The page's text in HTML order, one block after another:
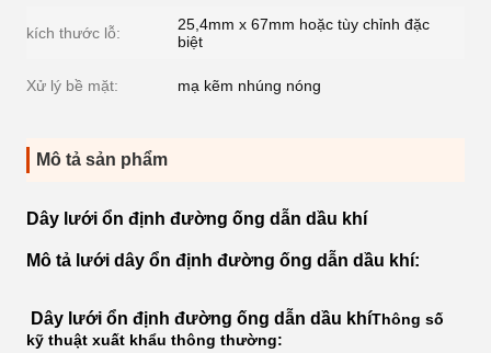
kích thước lỗ:
25,4mm x 67mm hoặc tùy chỉnh đặc
biệt
Xử lý bề mặt: mạ kẽm nhúng nóng
Mô tả sản phẩm
Dây lưới ổn định đường ống dẫn dầu khí
Mô tả lưới dây ổn định đường ống dẫn dầu khí:
Dây lưới ổn định đường ống dẫn dầu khíThông số
kỹ thuật xuất khẩu thông thường: